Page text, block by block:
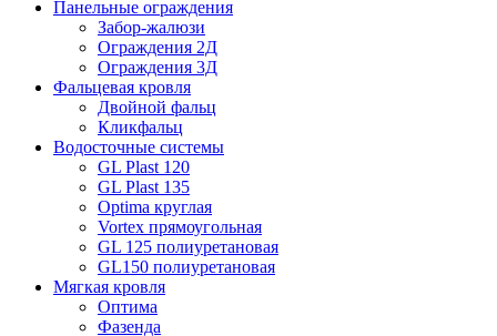
Панельные ограждения
Забор-жалюзи
Ограждения 2Д
Ограждения 3Д
Фальцевая кровля
Двойной фальц
Кликфальц
Водосточные системы
GL Plast 120
GL Plast 135
Optima круглая
Vortex прямоугольная
GL 125 полиуретановая
GL150 полиуретановая
Мягкая кровля
Оптима
Фазенда